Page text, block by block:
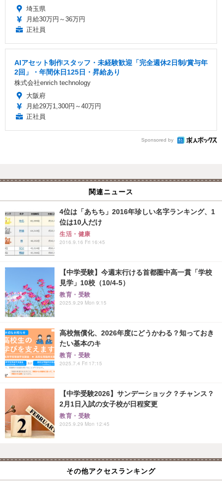
埼玉県
月給30万円～36万円
正社員
AIアセット制作スタッフ・未経験歓迎「完全週休2日制/賞与年
2回」・年間休日125日・昇給あり
株式会社enrich technology
大阪府
月給29万1,300円～40万円
正社員
Sponsored by
関連ニュース
4位は「あちち」2016年珍しい名字ランキング、1
位は10人だけ
生活・健康
2016.9.16 Fri 16:45
【中学受験】今週末行ける首都圏中高一貫「学校
見学」10校（10/4-5）
教育・受験
2025.9.29 Mon 9:15
高校無償化、2026年度にどうかわる？知っておき
たい基本のキ
教育・受験
2025.7.4 Fri 17:15
【中学受験2026】サンデーショック？チャンス？
2月1日入試の女子校が日程変更
教育・受験
2025.9.29 Mon 12:45
その他アクセスランキング